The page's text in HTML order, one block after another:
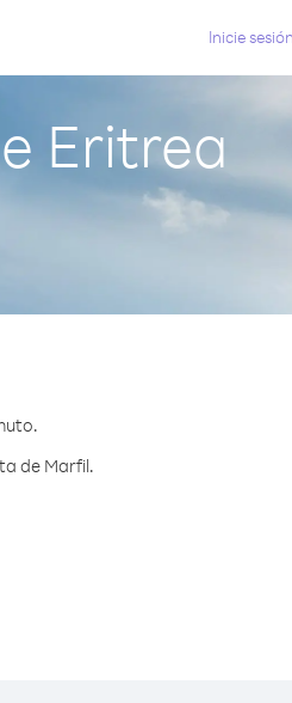
Inicie sesión
Eritrea
de Marfil.